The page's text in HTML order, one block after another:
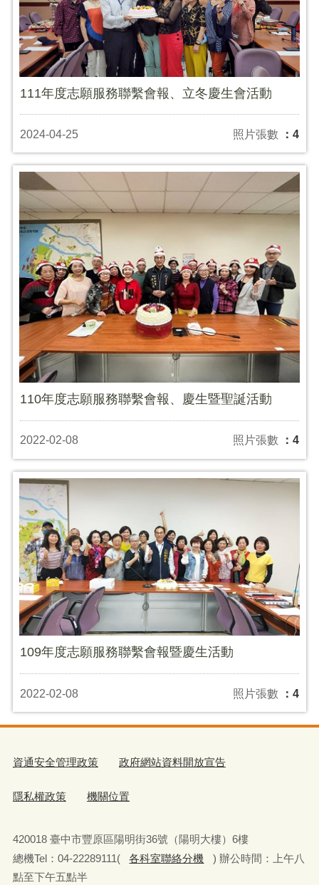
111年度志願服務聯繫會報、立冬慶生會活動
2024-04-25 照片張數 ：4
110年度志願服務聯繫會報、慶生暨聖誕活動
2022-02-08 照片張數 ：4
109年度志願服務聯繫會報暨慶生活動
2022-02-08 照片張數 ：4
資通安全管理政策 政府網站資料開放宣告
隱私權政策 機關位置
420018 臺中市豐原區陽明街36號（陽明大樓）6樓
總機Tel：04-22289111(
各科室聯絡分機
) 辦公時間：上午八
點至下午五點半